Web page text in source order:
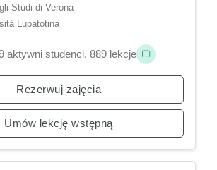
Studi di Verona
Lupatotina
aktywni studenci, 889 lekcje
Rezerwuj zajęcia
Umów lekcję wstępną